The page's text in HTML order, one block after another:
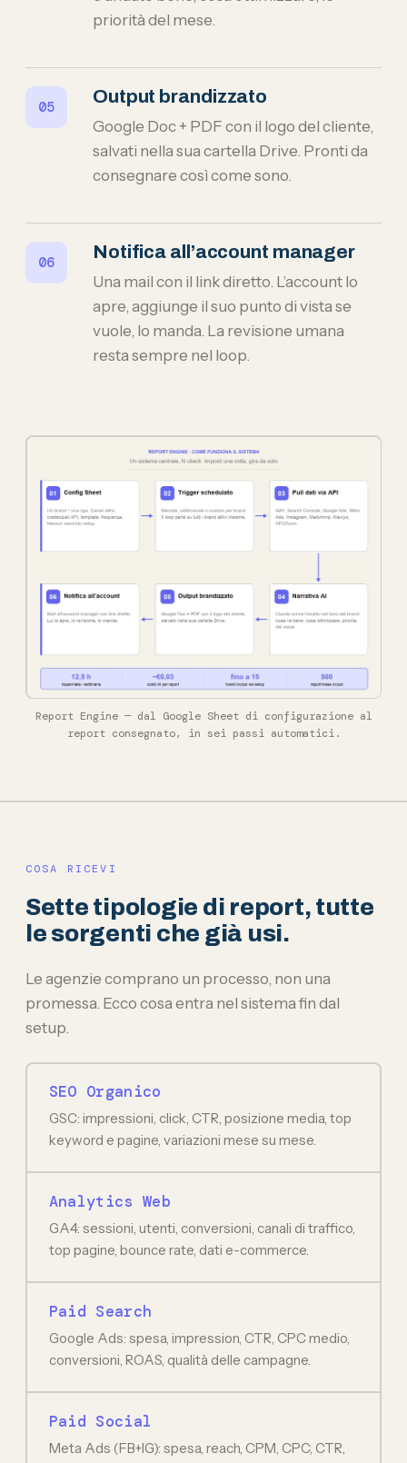
priorità del mese.
Output brandizzato
Google Doc + PDF con il logo del cliente,
salvati nella sua cartella Drive. Pronti da
consegnare così come sono.
Notifica all’account manager
Una mail con il link diretto. L’account lo
apre, aggiunge il suo punto di vista se
vuole, lo manda. La revisione umana
resta sempre nel loop.
Report Engine — dal Google Sheet di configurazione al
report consegnato, in sei passi automatici.
COSA RICEVI
Sette tipologie di report, tutte
le sorgenti che già usi.
Le agenzie comprano un processo, non una
promessa. Ecco cosa entra nel sistema fin dal
setup.
SEO Organico
GSC: impressioni, click, CTR, posizione media, top
keyword e pagine, variazioni mese su mese.
Analytics Web
GA4: sessioni, utenti, conversioni, canali di traffico,
top pagine, bounce rate, dati e-commerce.
Paid Search
Google Ads: spesa, impression, CTR, CPC medio,
conversioni, ROAS, qualità delle campagne.
Paid Social
Meta Ads (FB+IG): spesa, reach, CPM, CPC, CTR,